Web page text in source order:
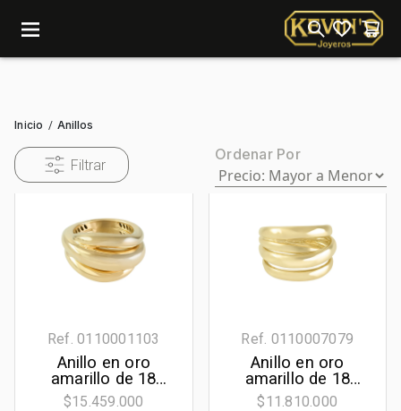
menu
Inicio / Anillos
Filtrar
Ordenar Por
Ref. 0110001103
Anillo en oro
amarillo de 18
Kilates
$15.459.000
Ref. 0110007079
Anillo en oro
amarillo de 18
Kilates
$11.810.000